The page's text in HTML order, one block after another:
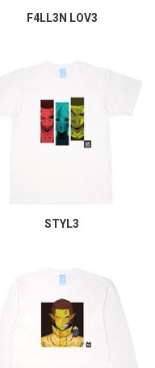
F4LL3N LOV3
STYL3